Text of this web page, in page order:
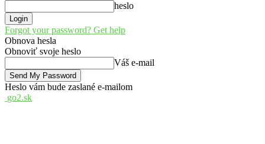
heslo
Forgot your password? Get help
Obnova hesla
Obnoviť svoje heslo
Váš e-mail
Heslo vám bude zaslané e-mailom
go2.sk